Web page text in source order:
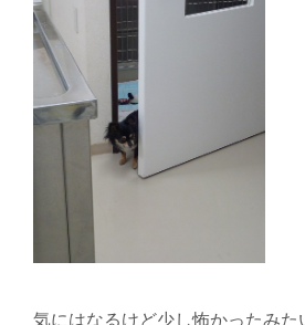
気にはなるけど少し怖かったみた